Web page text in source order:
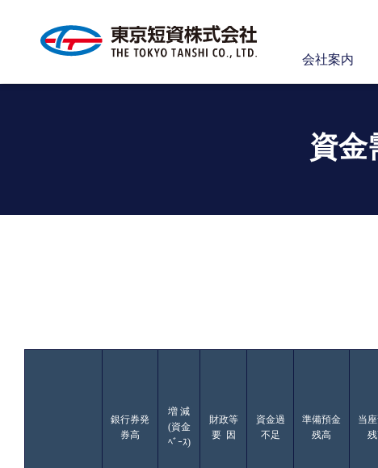
会社案内
資金
銀行券発
券高
増 減
(資金
ﾍﾞｰｽ)
財政等
要 因
資金過
不足
準備預金
残高
当